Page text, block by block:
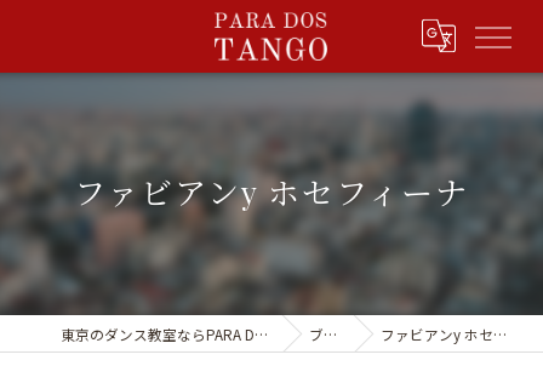
ファビアンy ホセフィーナ
東京のダンス教室ならPARA DOS TANGO ブログ ファビアンy ホセフィーナ